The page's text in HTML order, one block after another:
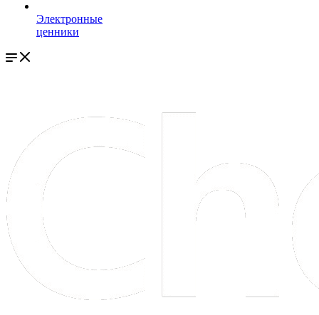
Электронные
ценники